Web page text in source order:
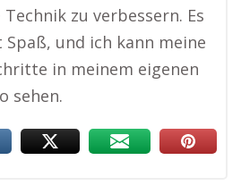
Technik zu verbessern. Es
Spaß, und ich kann meine
in meinem eigenen
sehen.